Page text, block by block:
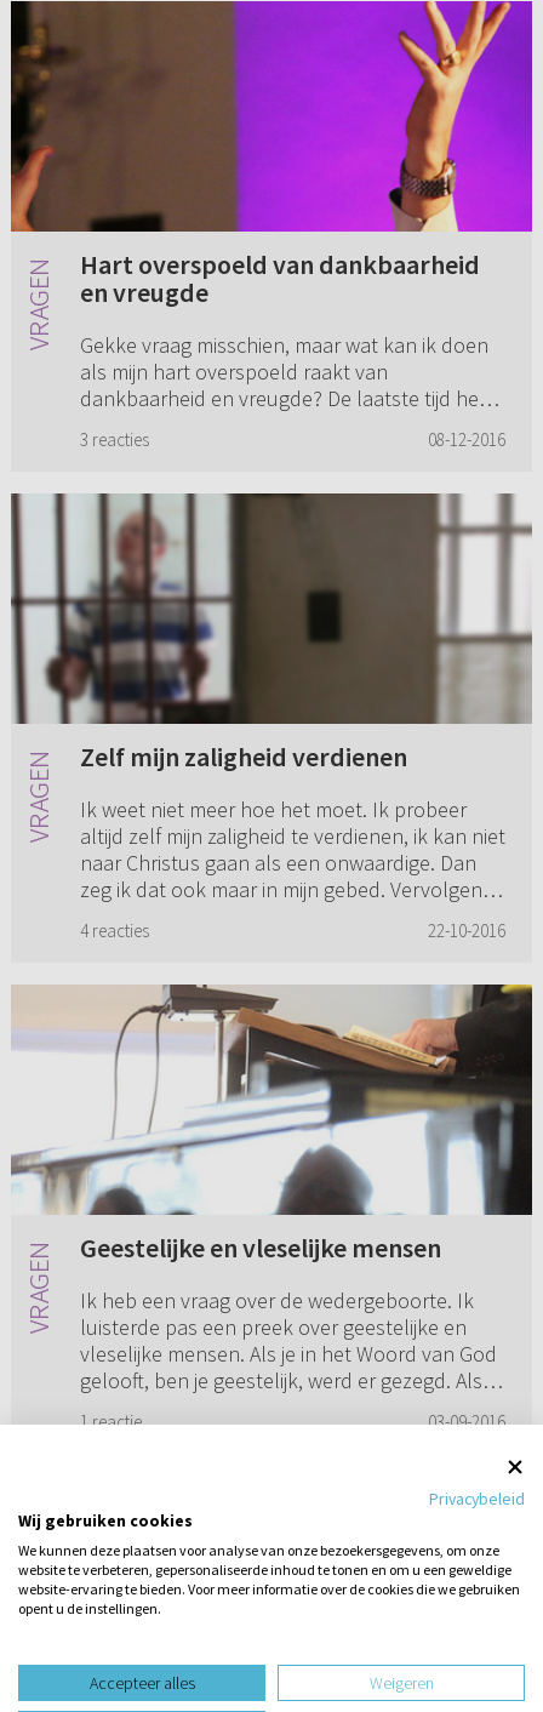
Hart overspoeld van dankbaarheid
en vreugde
Gekke vraag misschien, maar wat kan ik doen
als mijn hart overspoeld raakt van
dankbaarheid en vreugde? De laatste tijd heb
prachtig, voor deze gevoelens zelf...
3 reacties 08-12-2016
Zelf mijn zaligheid verdienen
Ik weet niet meer hoe het moet. Ik probeer
altijd zelf mijn zaligheid te verdienen, ik kan niet
naar Christus gaan als een onwaardige. Dan
zeg ik dat ook maar in mijn gebed. Vervolgens
4 reacties 22-10-2016
Geestelijke en vleselijke mensen
Ik heb een vraag over de wedergeboorte. Ik
luisterde pas een preek over geestelijke en
vleselijke mensen. Als je in het Woord van God
gelooft, ben je geestelijk, werd er gezegd. Als je
1 reactie 03-09-2016
1 2 3 4 5 ... 11
design website dooreen vraag
Privacybeleid
Wij gebruiken cookies
We kunnen deze plaatsen voor analyse van onze bezoekersgegevens, om onze
website te verbeteren, gepersonaliseerde inhoud te tonen en om u een geweldige
website-ervaring te bieden. Voor meer informatie over de cookies die we gebruiken
opent u de instellingen.
Accepteer alles Weigeren